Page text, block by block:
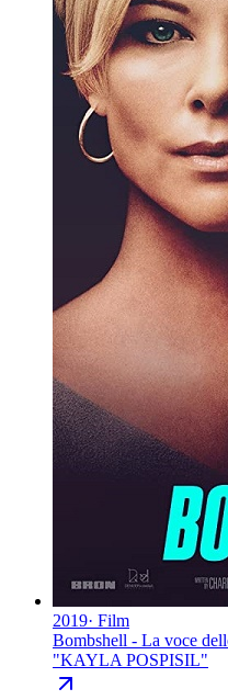
2019· Film
Bombshell - La voce
"KAYLA POSPISIL"